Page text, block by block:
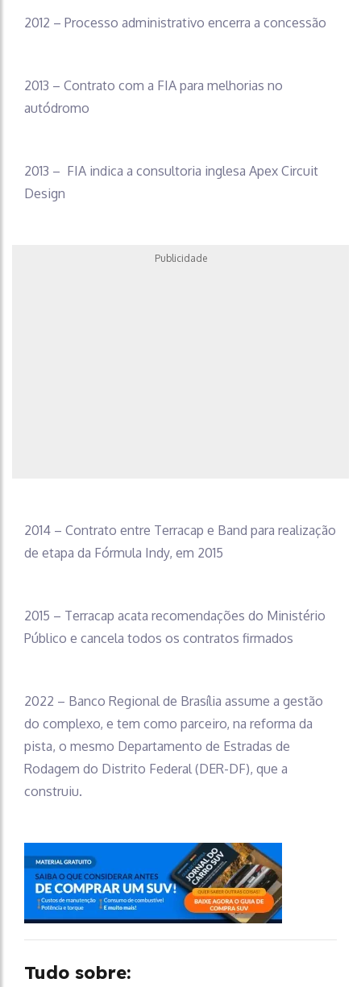
2012 – Processo administrativo encerra a concessão
2013 – Contrato com a FIA para melhorias no
autódromo
2013 – FIA indica a consultoria inglesa Apex Circuit
Design
Publicidade
2014 – Contrato entre Terracap e Band para realização
de etapa da Fórmula Indy, em 2015
2015 – Terracap acata recomendações do Ministério
Público e cancela todos os contratos firmados
2022 – Banco Regional de Brasília assume a gestão
do complexo, e tem como parceiro, na reforma da
pista, o mesmo Departamento de Estradas de
Rodagem do Distrito Federal (DER-DF), que a
construiu.
Tudo sobre: